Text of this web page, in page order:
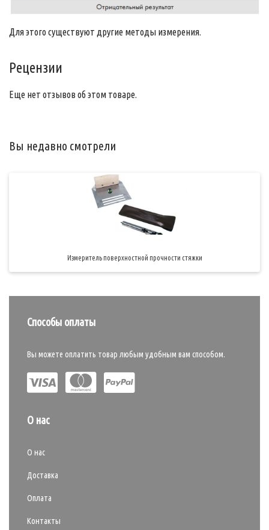
Для этого существуют другие методы измерения.
Рецензии
Еще нет отзывов об этом товаре.
Вы недавно смотрели
Измеритель поверхностной прочности стяжки
Способы оплаты
Вы можете оплатить товар любым удобным вам способом.
О нас
О нас
Доставка
Оплата
Контакты